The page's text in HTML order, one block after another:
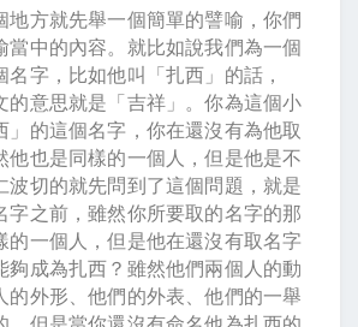
地方就先舉一個簡單的譬喻，你們
當中的內容。就比如說我們為一個
名字，比如他叫「扎西」的話，
的意思就是「吉祥」。你為這個小
」的這個名字，你在還沒有為他取
他也是同樣的一個人，但是他是不
波切的就先問到了這個問題，就是
字之前，雖然你所要取的名字的那
的一個人，但是他在還沒有取名字
夠成為扎西？雖然他們兩個人的動
的外形、他們的外表、他們的一舉